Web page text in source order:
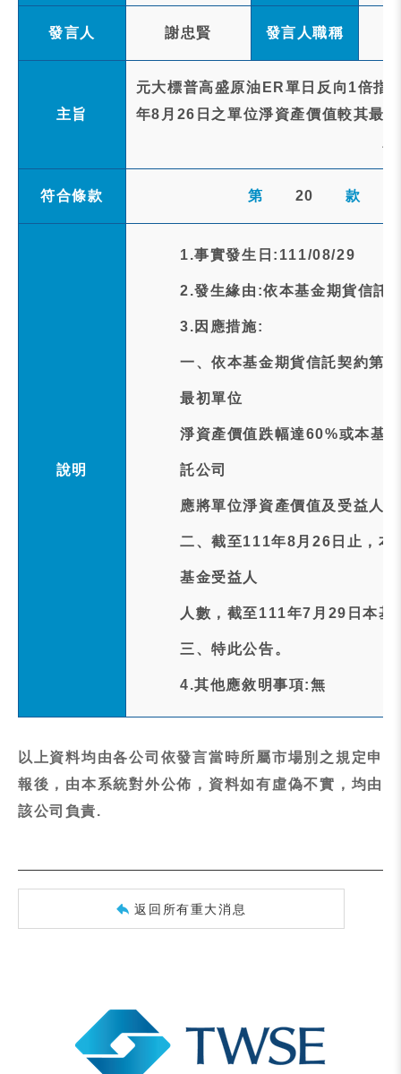
發言人 謝忠賢 發言人職稱
主旨
元大標普高盛原油ER單日反向1倍指
年8月26日之單位淨資產價值較其最
符合條款 第 20 款
說明
1.事實發生日:111/08/29
2.發生緣由:依本基金期貨信託
3.因應措施:
一、依本基金期貨信託契約第
最初單位
淨資產價值跌幅達60%或本基
託公司
應將單位淨資產價值及受益人
二、截至111年8月26日止，本
基金受益人
人數，截至111年7月29日本
三、特此公告。
4.其他應敘明事項:無
以上資料均由各公司依發言當時所屬市場別之規定申
報後，由本系統對外公佈，資料如有虛偽不實，均由
該公司負責.
返回所有重大消息